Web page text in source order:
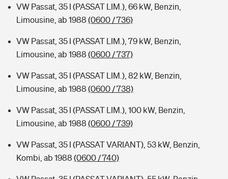
VW Passat, 35 I (PASSAT LIM.), 66 kW, Benzin,
Limousine, ab 1988 (0600 / 736)
VW Passat, 35 I (PASSAT LIM.), 79 kW, Benzin,
Limousine, ab 1988 (0600 / 737)
VW Passat, 35 I (PASSAT LIM.), 82 kW, Benzin,
Limousine, ab 1988 (0600 / 738)
VW Passat, 35 I (PASSAT LIM.), 100 kW, Benzin,
Limousine, ab 1988 (0600 / 739)
VW Passat, 35 I (PASSAT VARIANT), 53 kW, Benzin,
Kombi, ab 1988 (0600 / 740)